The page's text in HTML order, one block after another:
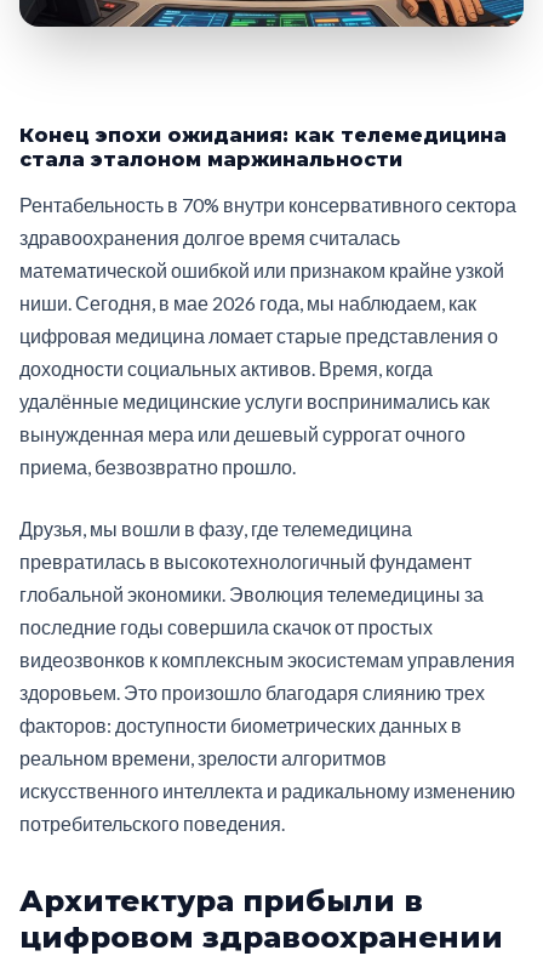
Конец эпохи ожидания: как телемедицина
стала эталоном маржинальности
Рентабельность в 70% внутри консервативного сектора
здравоохранения долгое время считалась
математической ошибкой или признаком крайне узкой
ниши. Сегодня, в мае 2026 года, мы наблюдаем, как
цифровая медицина ломает старые представления о
доходности социальных активов. Время, когда
удалённые медицинские услуги воспринимались как
вынужденная мера или дешевый суррогат очного
приема, безвозвратно прошло.
Друзья, мы вошли в фазу, где телемедицина
превратилась в высокотехнологичный фундамент
глобальной экономики. Эволюция телемедицины за
последние годы совершила скачок от простых
видеозвонков к комплексным экосистемам управления
здоровьем. Это произошло благодаря слиянию трех
факторов: доступности биометрических данных в
реальном времени, зрелости алгоритмов
искусственного интеллекта и радикальному изменению
потребительского поведения.
Архитектура прибыли в
цифровом здравоохранении